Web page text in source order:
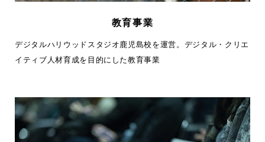
教育事業
デジタルハリウッドスタジオ鹿児島校を運営。デジタル・クリエ
イティブ人材育成を目的にした教育事業